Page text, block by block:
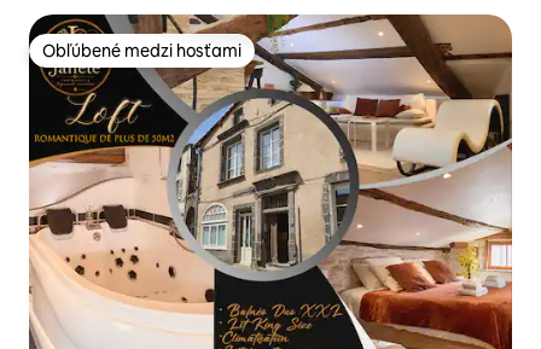
Obľúbené medzi hosťami
Obľúbené medzi hosťami